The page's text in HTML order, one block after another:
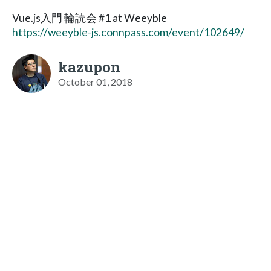
Vue.js入門 輪読会 #1 at Weeyble
https://weeyble-js.connpass.com/event/102649/
kazupon
October 01, 2018